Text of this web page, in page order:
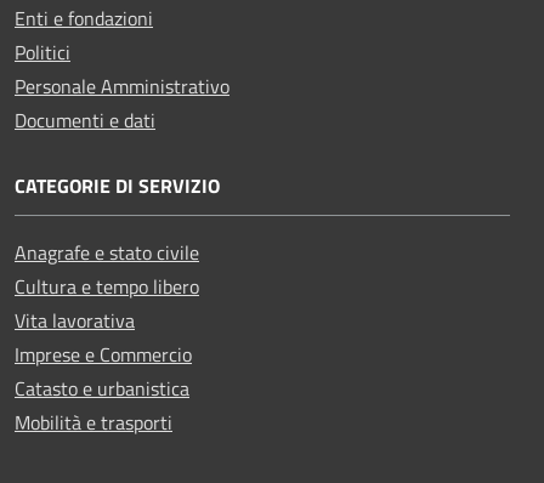
Enti e fondazioni
Politici
Personale Amministrativo
Documenti e dati
CATEGORIE DI SERVIZIO
Anagrafe e stato civile
Cultura e tempo libero
Vita lavorativa
Imprese e Commercio
Catasto e urbanistica
Mobilità e trasporti